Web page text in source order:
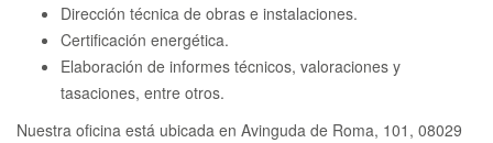
Dirección técnica de obras e instalaciones.
Certificación energética.
Elaboración de informes técnicos, valoraciones y
tasaciones, entre otros.
Nuestra oficina está ubicada en Avinguda de Roma, 101, 08029